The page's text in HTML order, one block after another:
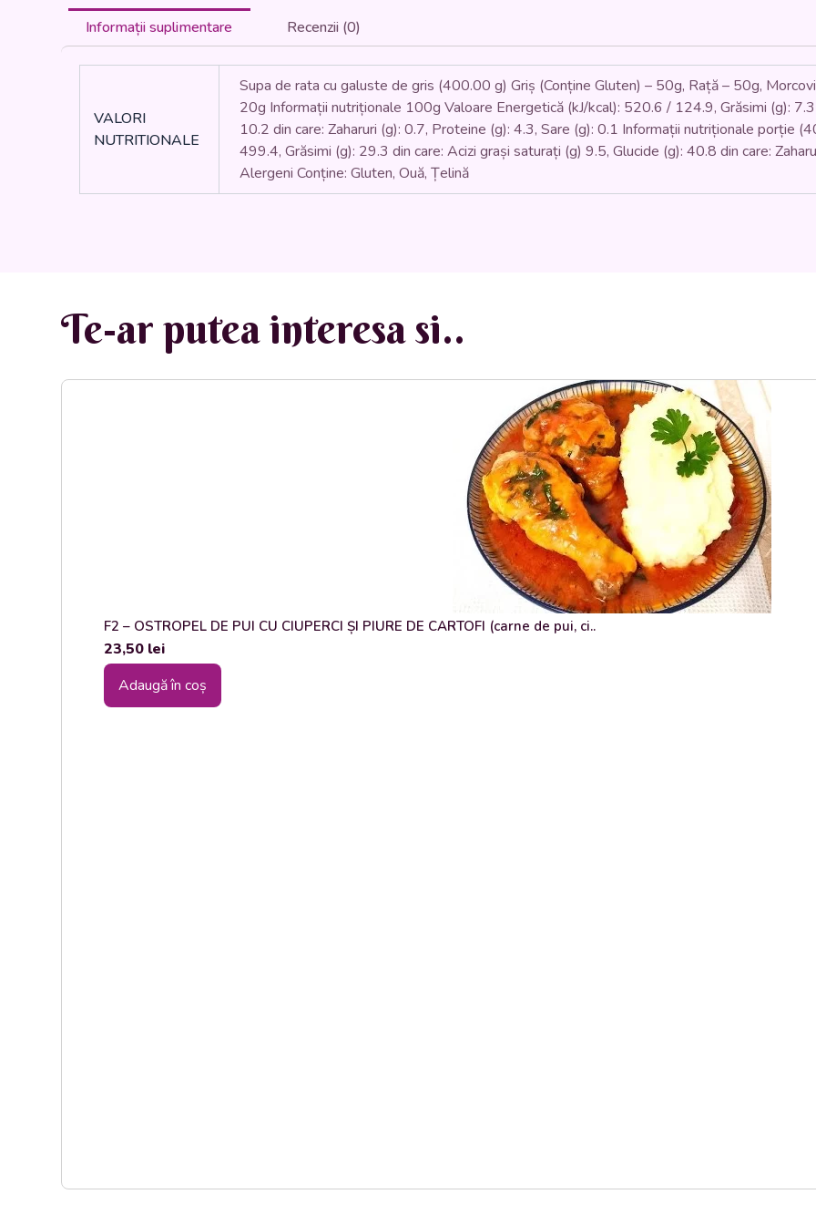
Informații suplimentare Recenzii (0)
VALORI
NUTRITIONALE
Supa de rata cu galuste de gris (400.00 g) Griș (Conține Gluten) – 50g, Rață – 50g,
20g Informații nutriționale 100g Valoare Energetică (kJ/kcal): 520.6 / 124.9, Grăsimi (g):
10.2 din care: Zaharuri (g): 0.7, Proteine (g): 4.3, Sare (g): 0.1 Informații nutriționale porție
499.4, Grăsimi (g): 29.3 din care: Acizi grași saturați (g) 9.5, Glucide (g): 40.8 din care:
Alergeni Conține: Gluten, Ouă, Țelină
Te-ar putea interesa si..
F2 – OSTROPEL DE PUI CU CIUPERCI ȘI PIURE DE CARTOFI (carne de pui, ci..
23,50 lei
Adaugă în coș